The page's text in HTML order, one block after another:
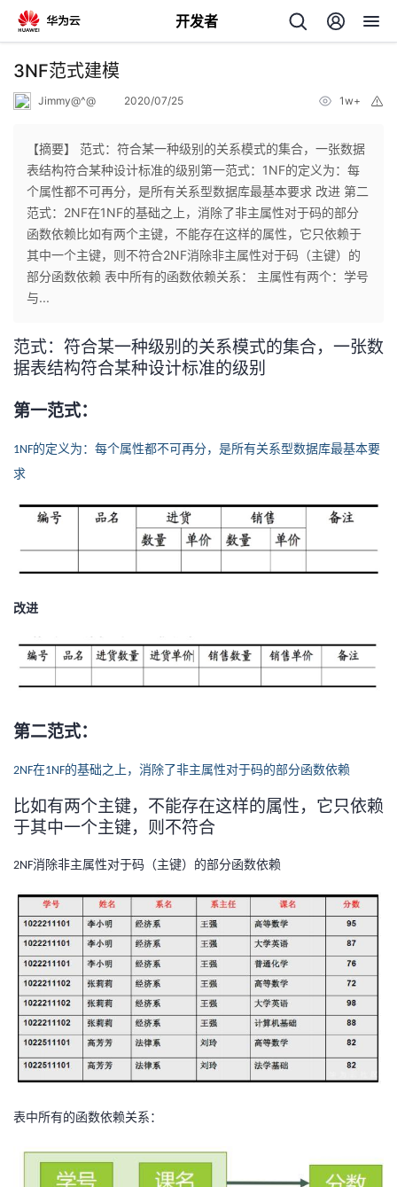
开发者
返
个
人
主
页
我
的
开
的
博
客
我
的
论
坛
我
的
圈
子
我
的
直
播
我
的
活
动
我
的
关
注
我
的
开
发
者
学
堂
我
课
程
的
认
我
的
我
我
的
Programs
我
的
支
持
我
的
技
术
支
我
的
云
声
3NF范式建模
Jimmy@^@ 2020/07/25 1w+
【摘要】 范式：符合某一种级别的关系模式的集合，一张数据
表结构符合某种设计标准的级别第一范式：1NF的定义为：每
个属性都不可再分，是所有关系型数据库最基本要求 改进 第二
范式：2NF在1NF的基础之上，消除了非主属性对于码的部分
函数依赖比如有两个主键，不能存在这样的属性，它只依赖于
其中一个主键，则不符合2NF消除非主属性对于码（主键）的
部分函数依赖 表中所有的函数依赖关系： 主属性有两个：学号
与...
范式：符合某一种级别的关系模式的集合，一张数
据表结构符合某种设计标准的级别
第一范式：
1NF的定义为： 每个属性都不可再分，是所有关系型数据库最基本要
求
改进
第二范式：
2NF在1NF的基础之上，消除了非主属性对于码的部分函数依赖
比如有两个主键，不能存在这样的属性，它只依赖
于其中一个主键，则不符合
2NF消除非主属性对于码（主键）的部分函数依赖
表中所有的函数依赖关系：